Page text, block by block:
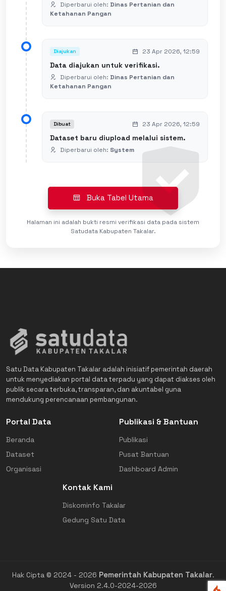
Diperbarui oleh: Dinas Pertanian dan
Ketahanan Pangan
Diajukan 23 Apr 2026, 12:59
Data diajukan untuk verifikasi.
Diperbarui oleh: Dinas Pertanian dan
Ketahanan Pangan
Dibuat 23 Apr 2026, 12:59
Dataset baru diupload melalui sistem.
Diperbarui oleh: System
Buka Tabel Utama
Halaman ini adalah bukti resmi verifikasi data pada sistem
Satudata Kabupaten Takalar.
Satu Data Kabupaten Takalar adalah inisiatif pemerintah daerah
untuk menyediakan portal data terpadu yang dapat diakses oleh
publik secara terbuka, transparan, dan akuntabel guna
mendukung perencanaan pembangunan.
Portal Data
Beranda
Dataset
Organisasi
Publikasi & Bantuan
Publikasi
Pusat Bantuan
Dashboard Admin
Kontak Kami
Diskominfo Takalar
Gedung Satu Data
Hak Cipta © 2024 - 2026 Pemerintah Kabupaten Takalar.
Version 2.4.0-2024-2026